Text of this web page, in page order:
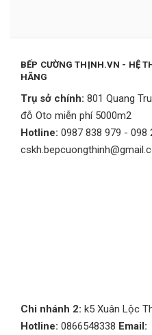
BẾP CƯỜNG THỊNH.VN - HỆ
HÃNG
Trụ sở chính: 801 Quang
đỗ Oto miễn phí 5000m2
Hotline: 0987 838 979 - 098
Chi nhánh 2: k5 Xuân Lộc
Hotline: 0866548338 Email: